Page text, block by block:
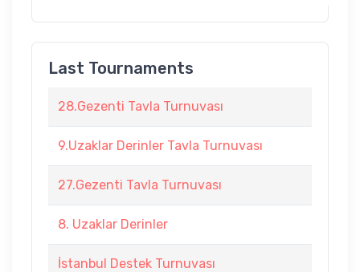
Last Tournaments
28.Gezenti Tavla Turnuvası
9.Uzaklar Derinler Tavla Turnuvası
27.Gezenti Tavla Turnuvası
8. Uzaklar Derinler
İstanbul Destek Turnuvası